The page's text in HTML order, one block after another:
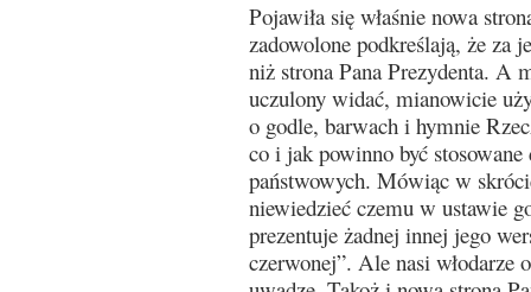
Pojawiła się właśnie nowa
zadowolone podkreślają, że za
niż strona Pana Prezydenta. A
uczulony widać, mianowicie
o godle, barwach i hymnie
co i jak powinno być
państwowych. Mówiąc w
niewiedzieć czemu w ustawie
prezentuje żadnej innej jego
czerwonej”. Ale nasi włodarze